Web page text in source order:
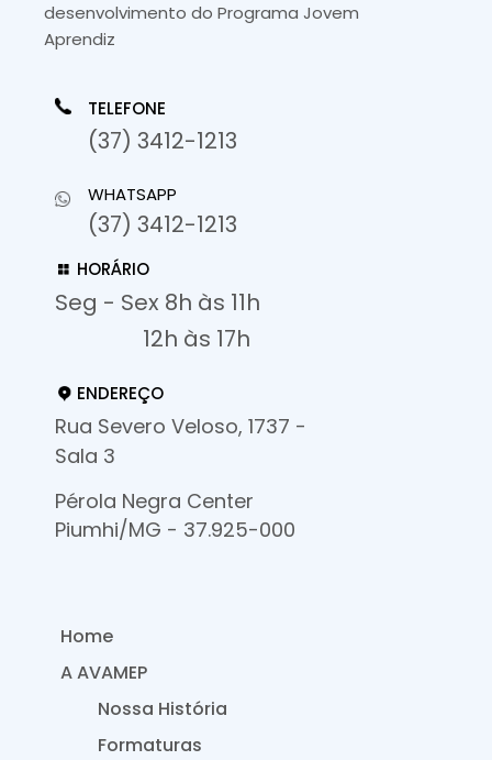
desenvolvimento do Programa Jovem
Aprendiz
TELEFONE
(37) 3412-1213
WHATSAPP
(37) 3412-1213
HORÁRIO
Seg - Sex 8h às 11h
12h às 17h
ENDEREÇO
Rua Severo Veloso, 1737 -
Sala 3
Pérola Negra Center
Piumhi/MG - 37.925-000
Home
A AVAMEP
Nossa História
Formaturas